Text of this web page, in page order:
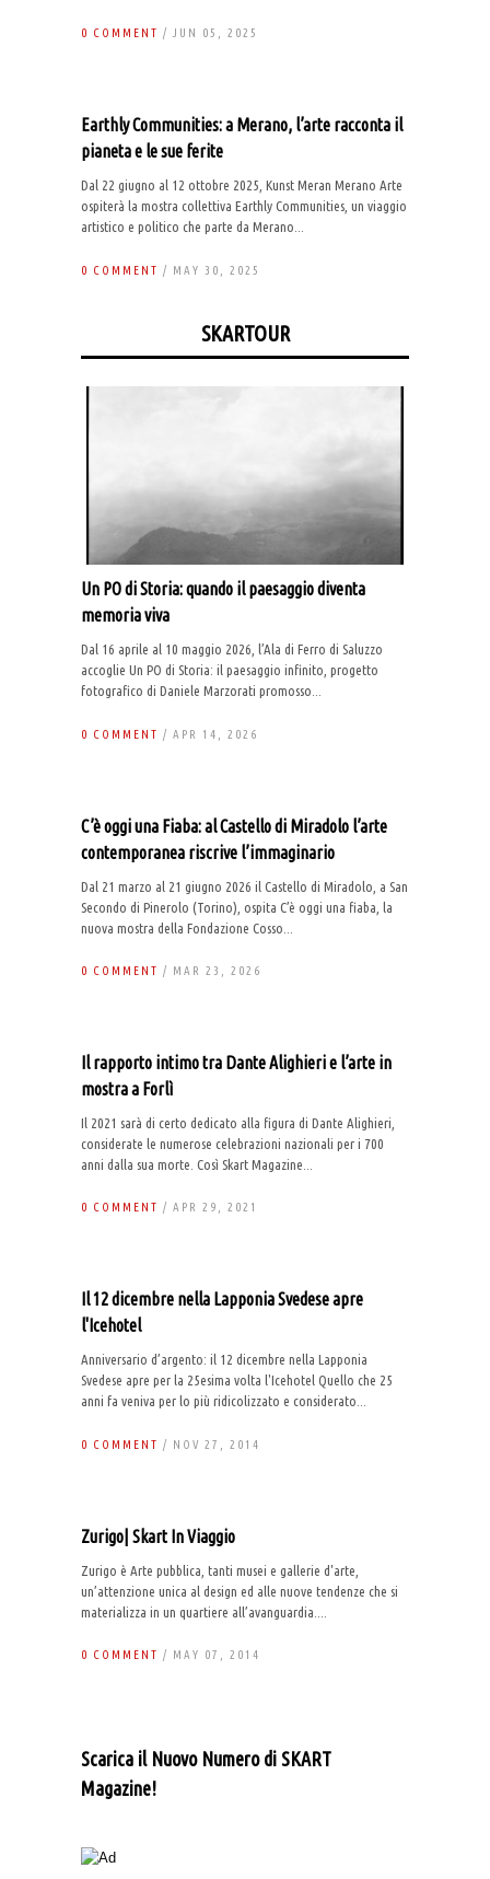
0 COMMENT / JUN 05, 2025
Earthly Communities: a Merano, l’arte racconta il
pianeta e le sue ferite
Dal 22 giugno al 12 ottobre 2025, Kunst Meran Merano Arte
ospiterà la mostra collettiva Earthly Communities, un viaggio
artistico e politico che parte da Merano...
0 COMMENT / MAY 30, 2025
SKARTOUR
Un PO di Storia: quando il paesaggio diventa
memoria viva
Dal 16 aprile al 10 maggio 2026, l’Ala di Ferro di Saluzzo
accoglie Un PO di Storia: il paesaggio infinito, progetto
fotografico di Daniele Marzorati promosso...
0 COMMENT / APR 14, 2026
C’è oggi una Fiaba: al Castello di Miradolo l’arte
contemporanea riscrive l’immaginario
Dal 21 marzo al 21 giugno 2026 il Castello di Miradolo, a San
Secondo di Pinerolo (Torino), ospita C’è oggi una fiaba, la
nuova mostra della Fondazione Cosso...
0 COMMENT / MAR 23, 2026
Il rapporto intimo tra Dante Alighieri e l’arte in
mostra a Forlì
Il 2021 sarà di certo dedicato alla figura di Dante Alighieri,
considerate le numerose celebrazioni nazionali per i 700
anni dalla sua morte. Così Skart Magazine...
0 COMMENT / APR 29, 2021
Il 12 dicembre nella Lapponia Svedese apre
l'Icehotel
Anniversario d’argento: il 12 dicembre nella Lapponia
Svedese apre per la 25esima volta l'Icehotel Quello che 25
anni fa veniva per lo più ridicolizzato e considerato...
0 COMMENT / NOV 27, 2014
Zurigo| Skart In Viaggio
Zurigo è Arte pubblica, tanti musei e gallerie d'arte,
un’attenzione unica al design ed alle nuove tendenze che si
materializza in un quartiere all’avanguardia....
0 COMMENT / MAY 07, 2014
Scarica il Nuovo Numero di SKART
Magazine!